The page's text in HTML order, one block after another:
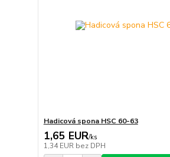
Hadicová spona HSC 60-63
1,65 EUR/ks
1,34 EUR bez DPH